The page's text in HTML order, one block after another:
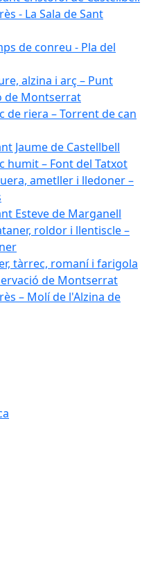
- La Sala de Sant
de conreu - Pla del
alzina i arç – Punt
de Montserrat
de riera – Torrent de can
Jaume de Castellbell
humit – Font del Tatxot
ametller i lledoner –
Esteve de Marganell
roldor i llentiscle –
tàrrec, romaní i farigola
de Montserrat
– Molí de l'Alzina de